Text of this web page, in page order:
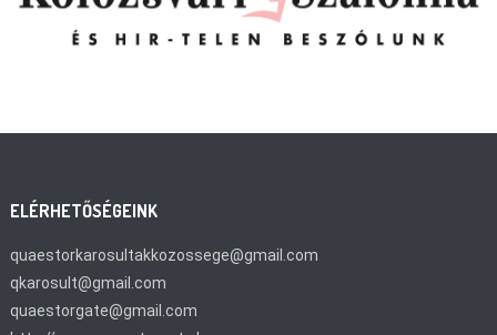
ELÉRHETŐSÉGEINK
quaestorkarosultakkozossege@gmail.com
qkarosult@gmail.com
quaestorgate@gmail.com